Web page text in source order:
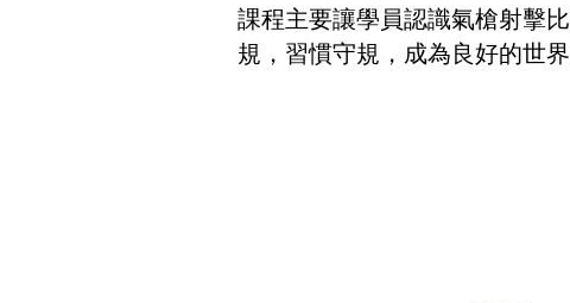
課程主要讓學員認識氣槍射擊
規，習慣守規，成為良好的世界